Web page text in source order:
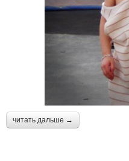
читать дальше →